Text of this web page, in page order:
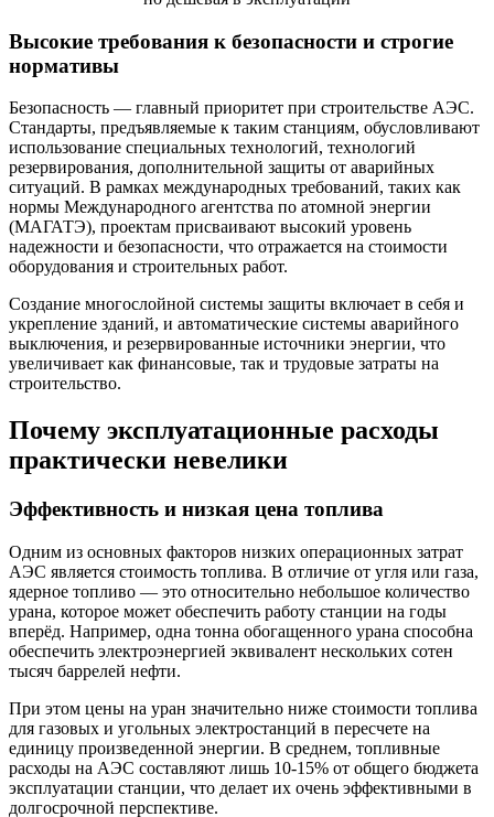
Высокие требования к безопасности и строгие
нормативы
Безопасность — главный приоритет при строительстве АЭС.
Стандарты, предъявляемые к таким станциям, обусловливают
использование специальных технологий, технологий
резервирования, дополнительной защиты от аварийных
ситуаций. В рамках международных требований, таких как
нормы Международного агентства по атомной энергии
(МАГАТЭ), проектам присваивают высокий уровень
надежности и безопасности, что отражается на стоимости
оборудования и строительных работ.
Создание многослойной системы защиты включает в себя и
укрепление зданий, и автоматические системы аварийного
выключения, и резервированные источники энергии, что
увеличивает как финансовые, так и трудовые затраты на
строительство.
Почему эксплуатационные расходы
практически невелики
Эффективность и низкая цена топлива
Одним из основных факторов низких операционных затрат
АЭС является стоимость топлива. В отличие от угля или газа,
ядерное топливо — это относительно небольшое количество
урана, которое может обеспечить работу станции на годы
вперёд. Например, одна тонна обогащенного урана способна
обеспечить электроэнергией эквивалент нескольких сотен
тысяч баррелей нефти.
При этом цены на уран значительно ниже стоимости топлива
для газовых и угольных электростанций в пересчете на
единицу произведенной энергии. В среднем, топливные
расходы на АЭС составляют лишь 10-15% от общего бюджета
эксплуатации станции, что делает их очень эффективными в
долгосрочной перспективе.